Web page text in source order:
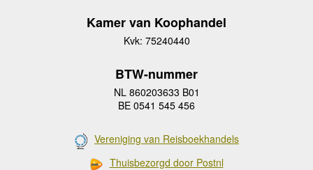
Kamer van Koophandel
Kvk: 75240440
BTW-nummer
NL 860203633 B01
BE 0541 545 456
Vereniging van Reisboekhandels
Thuisbezorgd door Postnl